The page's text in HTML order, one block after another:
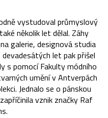
vystudoval průmyslový
několik let dělal. Záhy
galerie, designová studia
let pak přišel
s pomocí Fakulty módního
umění v Antverpách
Jednalo se o pánskou
vznik značky Raf